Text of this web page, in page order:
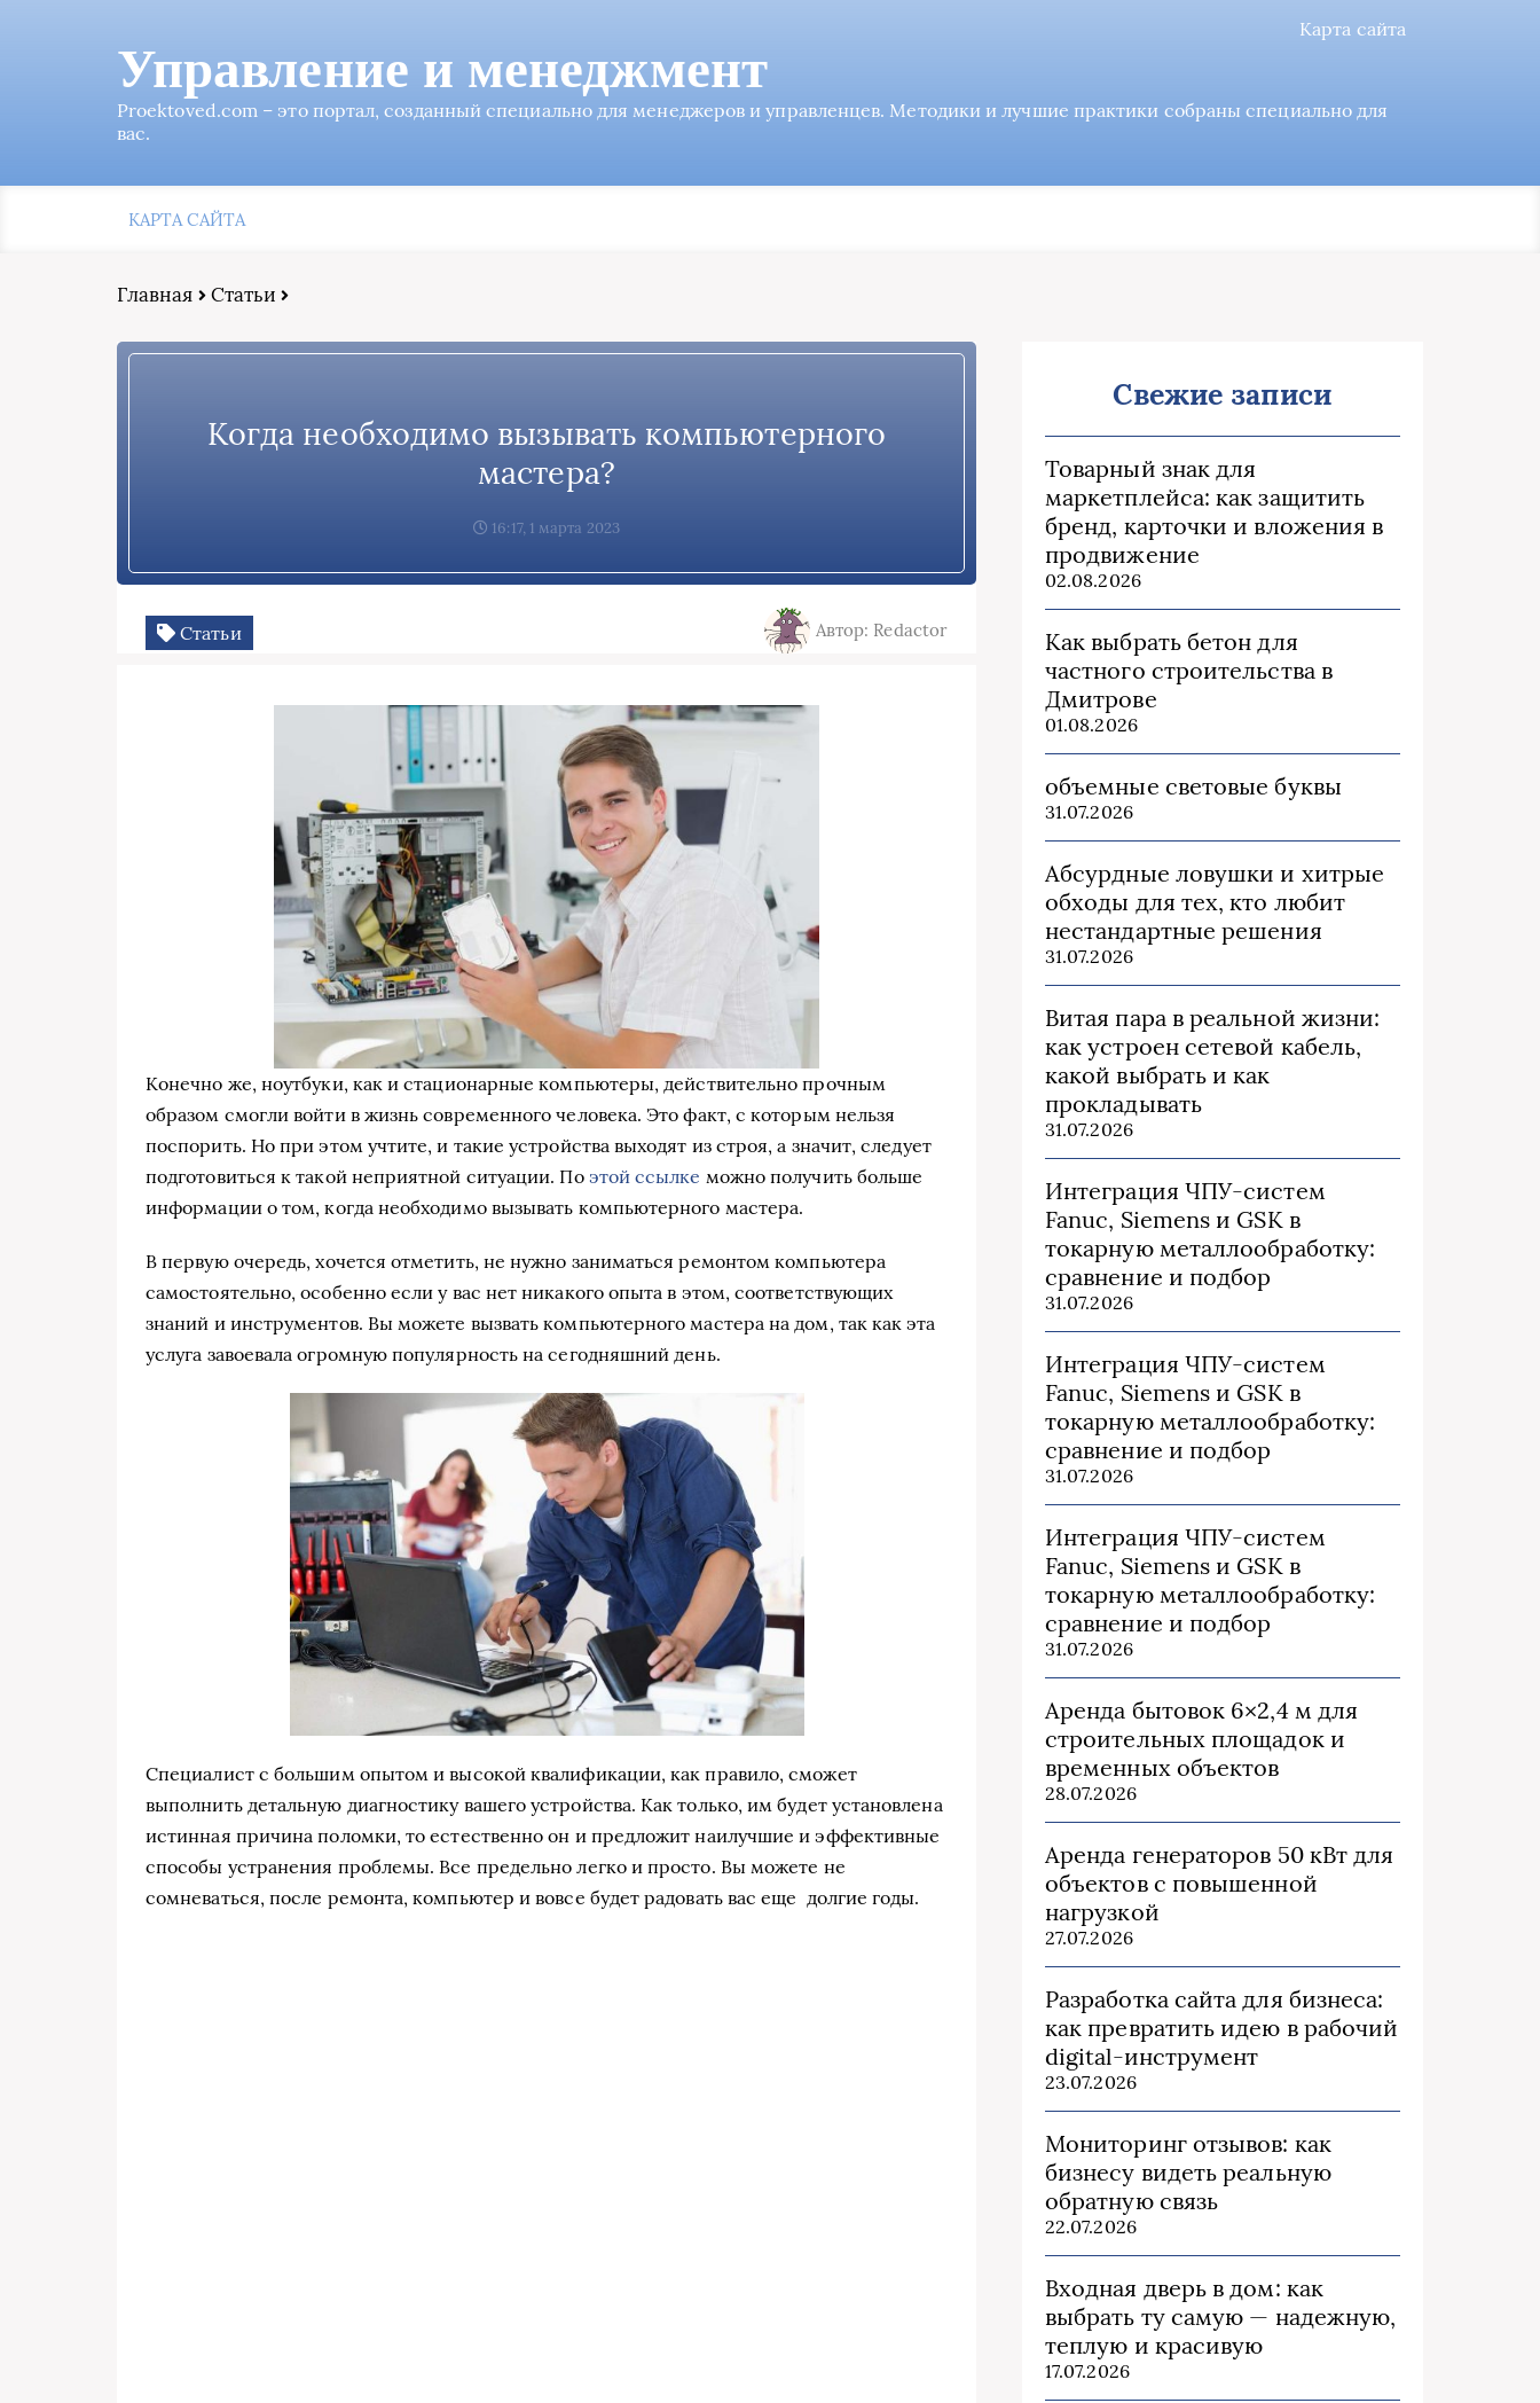
Карта сайта
Управление и менеджмент
Proektoved.com – это портал, созданный специально для менеджеров и управленцев. Методики и лучшие практики собраны специально для
вас.
КАРТА САЙТА
Главная Статьи
Когда необходимо вызывать компьютерного
мастера?
16:17, 1 марта 2023
Статьи Автор: Redactor
Конечно же, ноутбуки, как и стационарные компьютеры, действительно прочным
образом смогли войти в жизнь современного человека. Это факт, с которым нельзя
поспорить. Но при этом учтите, и такие устройства выходят из строя, а значит, следует
подготовиться к такой неприятной ситуации. По этой ссылке можно получить больше
информации о том, когда необходимо вызывать компьютерного мастера.
В первую очередь, хочется отметить, не нужно заниматься ремонтом компьютера
самостоятельно, особенно если у вас нет никакого опыта в этом, соответствующих
знаний и инструментов. Вы можете вызвать компьютерного мастера на дом, так как эта
услуга завоевала огромную популярность на сегодняшний день.
Специалист с большим опытом и высокой квалификации, как правило, сможет
выполнить детальную диагностику вашего устройства. Как только, им будет установлена
истинная причина поломки, то естественно он и предложит наилучшие и эффективные
способы устранения проблемы. Все предельно легко и просто. Вы можете не
сомневаться, после ремонта, компьютер и вовсе будет радовать вас еще долгие годы.
Свежие записи
Товарный знак для
маркетплейса: как защитить
бренд, карточки и вложения в
продвижение
02.08.2026
Как выбрать бетон для
частного строительства в
Дмитрове
01.08.2026
объемные световые буквы
31.07.2026
Абсурдные ловушки и хитрые
обходы для тех, кто любит
нестандартные решения
31.07.2026
Витая пара в реальной жизни:
как устроен сетевой кабель,
какой выбрать и как
прокладывать
31.07.2026
Интеграция ЧПУ-систем
Fanuc, Siemens и GSK в
токарную металлообработку:
сравнение и подбор
31.07.2026
Интеграция ЧПУ-систем
Fanuc, Siemens и GSK в
токарную металлообработку:
сравнение и подбор
31.07.2026
Интеграция ЧПУ-систем
Fanuc, Siemens и GSK в
токарную металлообработку:
сравнение и подбор
31.07.2026
Аренда бытовок 6×2,4 м для
строительных площадок и
временных объектов
28.07.2026
Аренда генераторов 50 кВт для
объектов с повышенной
нагрузкой
27.07.2026
Разработка сайта для бизнеса:
как превратить идею в рабочий
digital-инструмент
23.07.2026
Мониторинг отзывов: как
бизнесу видеть реальную
обратную связь
22.07.2026
Входная дверь в дом: как
выбрать ту самую — надежную,
теплую и красивую
17.07.2026